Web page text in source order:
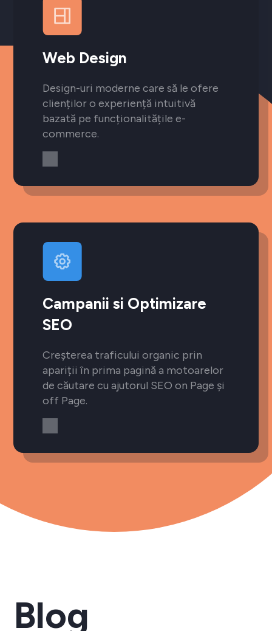
Web Design
Design-uri moderne care să le ofere
clienților o experiență intuitivă
bazată pe funcționalitățile e-
commerce.
Campanii si Optimizare
SEO
Creșterea traficului organic prin
apariții în prima pagină a motoarelor
de căutare cu ajutorul SEO on Page și
off Page.
Blog